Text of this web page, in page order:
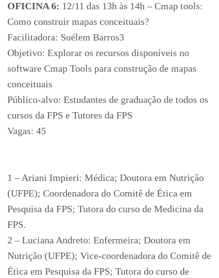
OFICINA 6: 12/11 das 13h às 14h – Cmap tools:
Como construir mapas conceituais?
Facilitadora: Suélem Barros3
Objetivo: Explorar os recursos disponíveis no
software Cmap Tools para construção de mapas
conceituais
Público-alvo: Estudantes de graduação de todos os
cursos da FPS e Tutores da FPS
Vagas: 45
1 – Ariani Impieri: Médica; Doutora em Nutrição
(UFPE); Coordenadora do Comitê de Ética em
Pesquisa da FPS; Tutora do curso de Medicina da
FPS.
2 – Luciana Andreto: Enfermeira; Doutora em
Nutrição (UFPE); Vice-coordenadora do Comitê de
Ética em Pesquisa da FPS; Tutora do curso de